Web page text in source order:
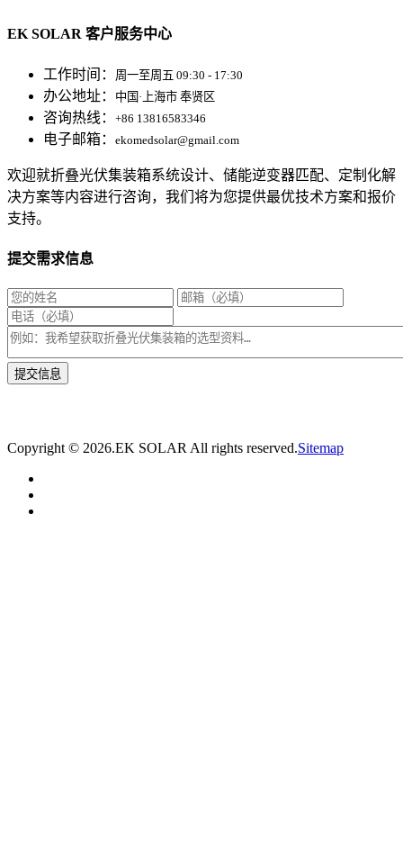
EK SOLAR 客户服务中心
工作时间： 周一至周五 09:30 - 17:30
办公地址： 中国·上海市 奉贤区
咨询热线： +86 13816583346
电子邮箱： ekomedsolar@gmail.com
欢迎就折叠光伏集装箱系统设计、储能逆变器匹配、定制化解
决方案等内容进行咨询，我们将为您提供最优技术方案和报价
支持。
提交需求信息
Copyright © 2026.EK SOLAR All rights reserved.Sitemap